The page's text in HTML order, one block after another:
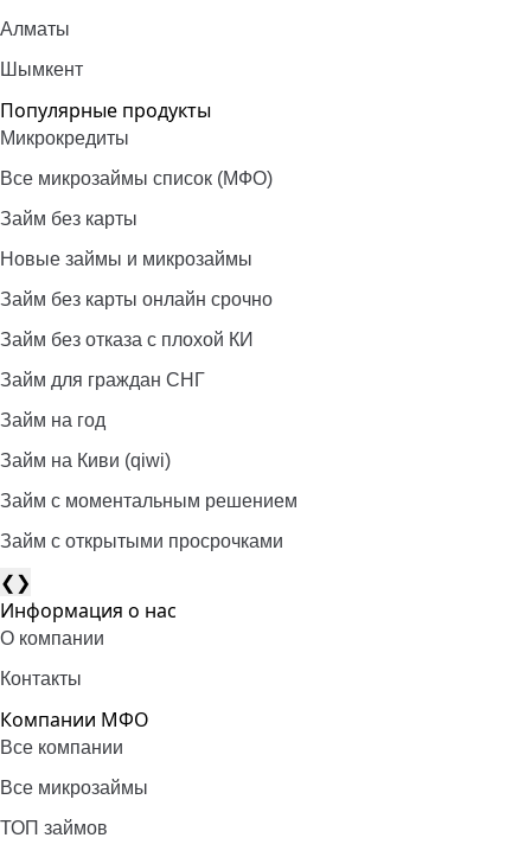
Алматы
Шымкент
Популярные продукты
Микрокредиты
Все микрозаймы список (МФО)
Займ без карты
Новые займы и микрозаймы
Займ без карты онлайн срочно
Займ без отказа с плохой КИ
Займ для граждан СНГ
Займ на год
Займ на Киви (qiwi)
Займ c моментальным решением
Займ с открытыми просрочками
❮❯
Информация о нас
О компании
Контакты
Компании МФО
Все компании
Все микрозаймы
ТОП займов